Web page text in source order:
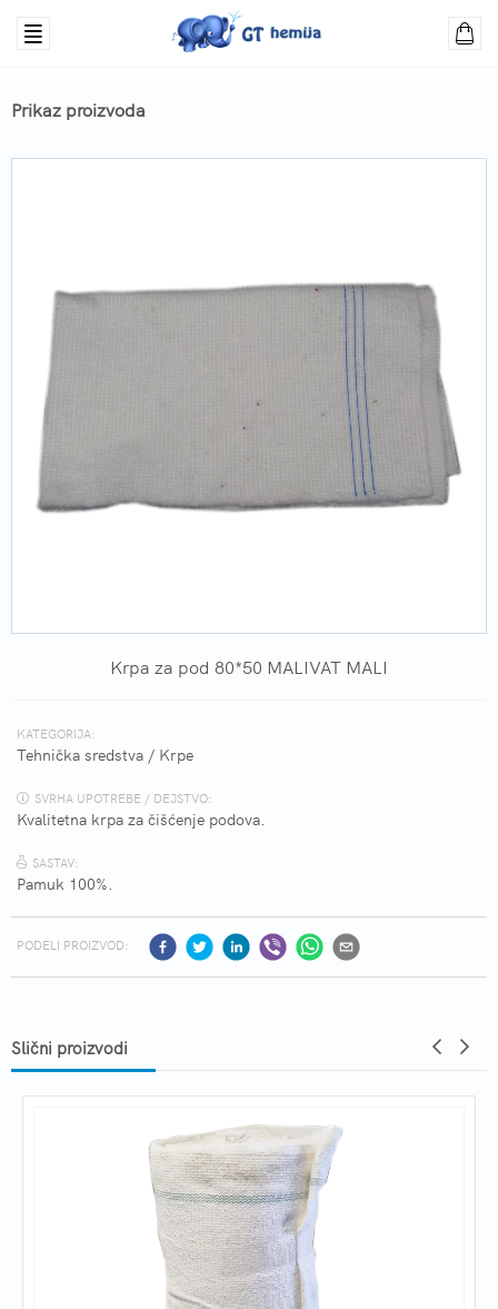
Prikaz proizvoda
Krpa za pod 80*50 MALIVAT MALI
KATEGORIJA:
Tehnička sredstva / Krpe
SVRHA UPOTREBE / DEJSTVO:
Kvalitetna krpa za čišćenje podova.
SASTAV:
Pamuk 100%.
PODELI PROIZVOD:
Slični proizvodi